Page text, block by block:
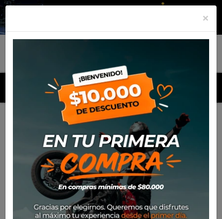
MENU
Productos
Maleta Lateral SW Motech Trax 37
×